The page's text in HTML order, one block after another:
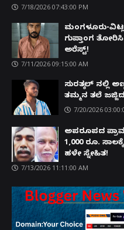
7/18/2026 07:43:00 PM
ಮಂಗಳೂರು-
ಗುಪ್ತಾಂಗ
ಅರೆಸ್ಟ್!
7/11/2026 09:15:00 AM
ಸುರತ್ಕಲ್ ನಲ್ಲಿ
ತಮ್ಮನ ತಲೆ
7/20/2026
ಅಪರೂಪದ
1,000 ರೂ.
ಹಳೇ ಸ್ನೇಹಿತ!
7/13/2026 11:11:00 AM